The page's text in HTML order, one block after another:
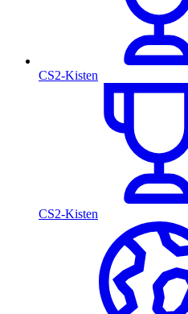
CS2-Kisten
CS2-Kisten